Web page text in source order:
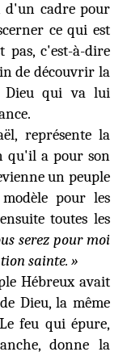
d'un cadre pour
ce qui est
c'est-à-dire
de découvrir la
Dieu qui va lui
représente la
qu'il a pour son
un peuple
pour les
toutes les
serez pour moi
sainte. »
Hébreux avait
Dieu, la même
feu qui épure,
donne la